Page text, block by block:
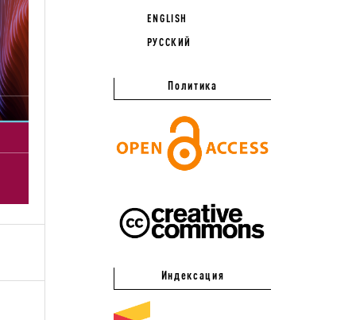
ENGLISH
РУССКИЙ
Политика
Индексация